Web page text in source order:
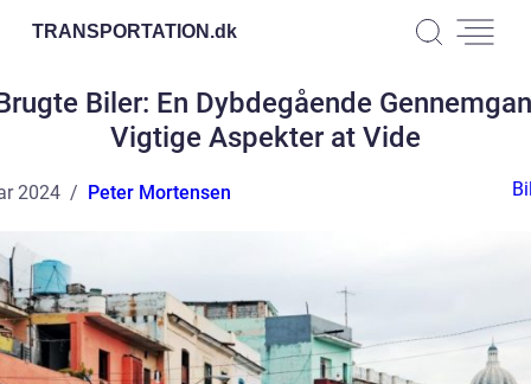
TRANSPORTATION.dk
Biler: En Dybdegående
Vigtige Aspekter at Vide
2024 Peter Mortensen